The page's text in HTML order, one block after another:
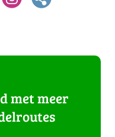
met meer